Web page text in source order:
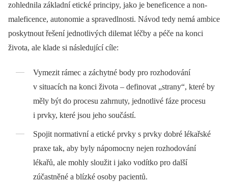
zohlednila základní etické principy, jako je beneficence a non-
maleficence, autonomie a spravedlnosti. Návod tedy nemá ambice
poskytnout řešení jednotlivých dilemat léčby a péče na konci
života, ale klade si následující cíle:
Vymezit rámec a záchytné body pro rozhodování
v situacích na konci života –⁠ definovat „strany“, které by
měly být do procesu zahrnuty, jednotlivé fáze procesu
i prvky, které jsou jeho součástí.
Spojit normativní a etické prvky s prvky dobré lékařské
praxe tak, aby byly nápomocny nejen rozhodování
lékařů, ale mohly sloužit i jako vodítko pro další
zúčastněné a blízké osoby pacientů.